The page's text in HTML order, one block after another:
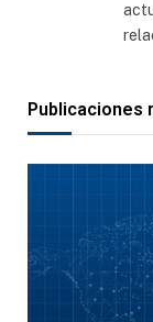
Publicaciones